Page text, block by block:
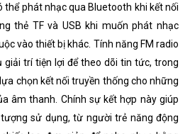
thể phát nhạc qua Bluetooth khi kết nối
thẻ TF và USB khi muốn phát nhạc
vào thiết bị khác. Tính năng FM radio
giải trí tiện lợi để theo dõi tin tức, trong
chọn kết nối truyền thống cho những
âm thanh. Chính sự kết hợp này giúp
sử dụng, từ người trẻ năng động